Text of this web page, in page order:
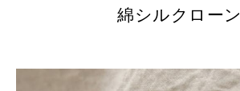
綿シルクローン